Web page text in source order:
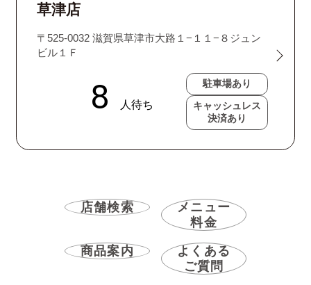
草津店
〒525-0032 滋賀県草津市大路１−１１−８ジュン
ビル１Ｆ
駐車場あり
キャッシュレス
決済あり
店舗検索
メニュー
料金
商品案内
よくある
ご質問